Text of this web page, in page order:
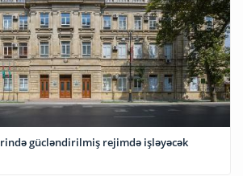
gücləndirilmiş rejimdə işləyəcək